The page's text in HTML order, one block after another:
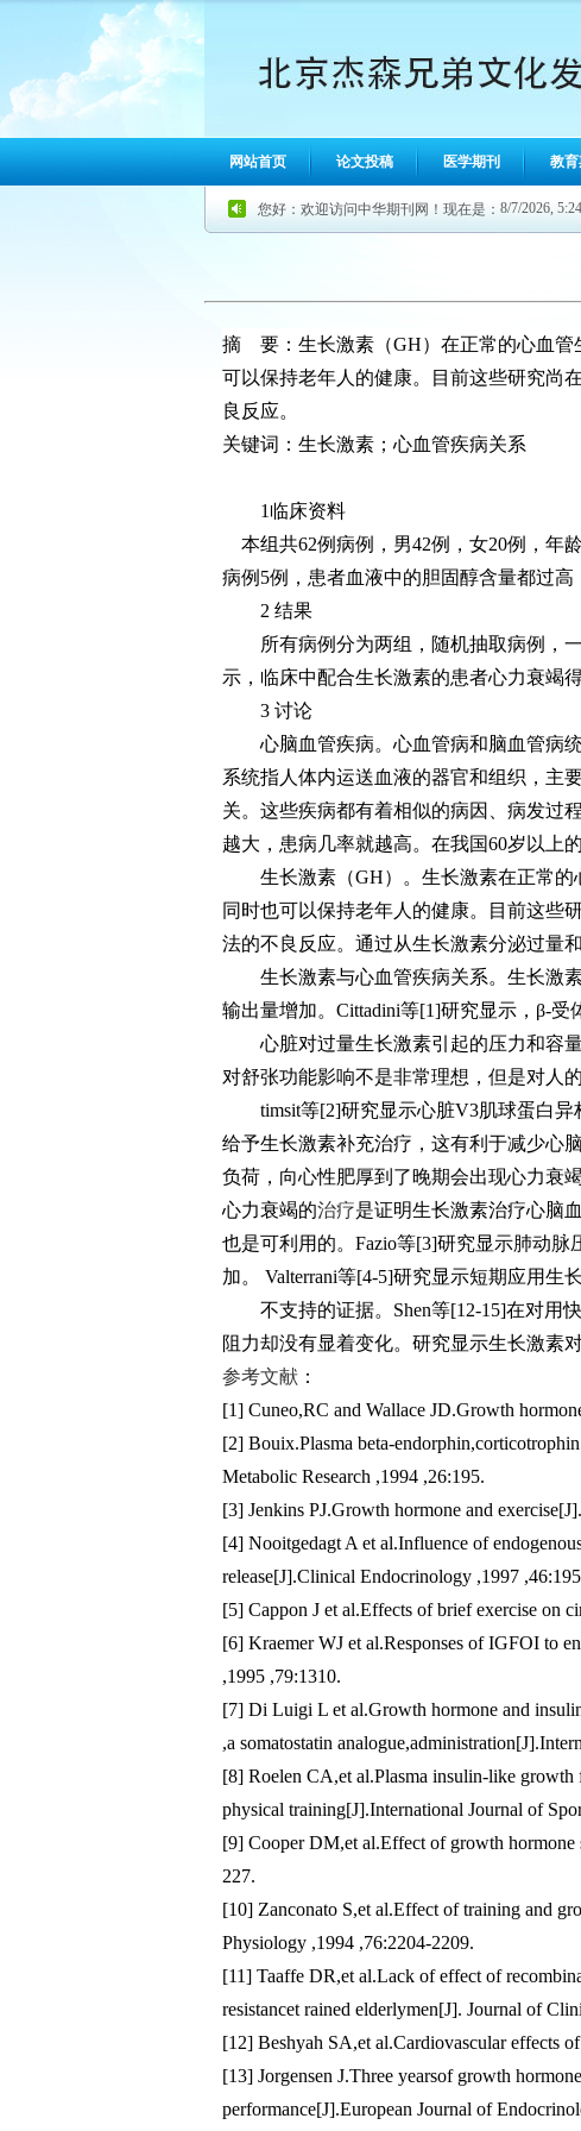
网站首页 论文投稿 医学期刊 教育
您好：欢迎访问中华期刊网！现在是： 8/7/2026,
摘 要：生长激素（GH）在正常的心血管
可以保持老年人的健康。目前这些研究尚
良反应。
关键词：生长激素；心血管疾病关系
1临床资料
本组共62例病例，男42例，女20例，年
病例5例，患者血液中的胆固醇含量都过
2 结果
所有病例分为两组，随机抽取病例，
示，临床中配合生长激素的患者心力衰竭
3 讨论
心脑血管疾病。心血管病和脑血管病统
系统指人体内运送血液的器官和组织，主
关。这些疾病都有着相似的病因、病发过
越大，患病几率就越高。在我国60岁以上
生长激素（GH）。生长激素在正常的
同时也可以保持老年人的健康。目前这些
法的不良反应。通过从生长激素分泌过量
生长激素与心血管疾病关系。生长激素
输出量增加。Cittadini等[1]研究显示，β-受
心脏对过量生长激素引起的压力和容量
对舒张功能影响不是非常理想，但是对人
timsit等[2]研究显示心脏V3肌球蛋白异
给予生长激素补充治疗，这有利于减少心
负荷，向心性肥厚到了晚期会出现心力衰
心力衰竭的治疗是证明生长激素治疗心脑
也是可利用的。Fazio等[3]研究显示肺动
加。 Valterrani等[4-5]研究显示短期应用生
不支持的证据。Shen等[12-15]在对用快
阻力却没有显着变化。研究显示生长激素
参考文献 ：
[1] Cuneo,RC and Wallace JD.Growth
[2] Bouix.Plasma beta-
Metabolic Research ,1994 ,26:195.
[3] Jenkins PJ.Growth hormone and
[4] Nooitgedagt A et al.Influence of
release[J].Clinical Endocrinology ,1997
[5] Cappon J et al.Effects of brief exercise on
[6] Kraemer WJ et al.Responses of IGFOI to
,1995 ,79:1310.
[7] Di Luigi L et al.Growth hormone and
,a somatostatin
[8] Roelen CA,et al.Plasma insulin-like
physical training[J].International Journal of
[9] Cooper DM,et al.Effect of growth hormone
227.
[10] Zanconato S,et al.Effect of training and
Physiology ,1994 ,76:2204-2209.
[11] Taaffe DR,et al.Lack of effect of
resistancet rained elderlymen[J]. Journal of
[12] Beshyah SA,et al.Cardiovascular effects
[13] Jorgensen J.Three yearsof growth
performance[J].European Journal of